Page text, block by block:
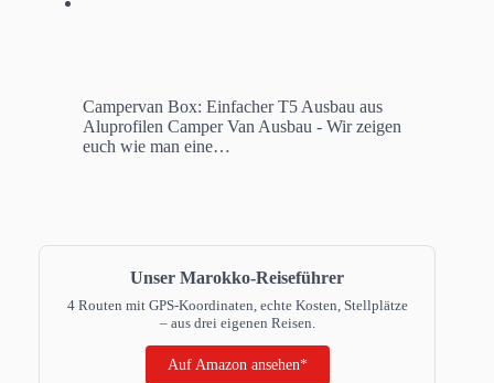
Campervan Box: Einfacher T5 Ausbau aus
Aluprofilen Camper Van Ausbau - Wir zeigen
euch wie man eine…
Unser Marokko-Reiseführer
4 Routen mit GPS-Koordinaten, echte Kosten, Stellplätze
– aus drei eigenen Reisen.
Auf Amazon ansehen*